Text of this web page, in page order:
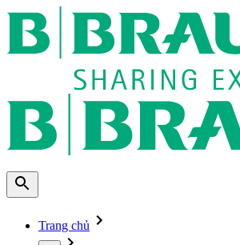
Trang chủ